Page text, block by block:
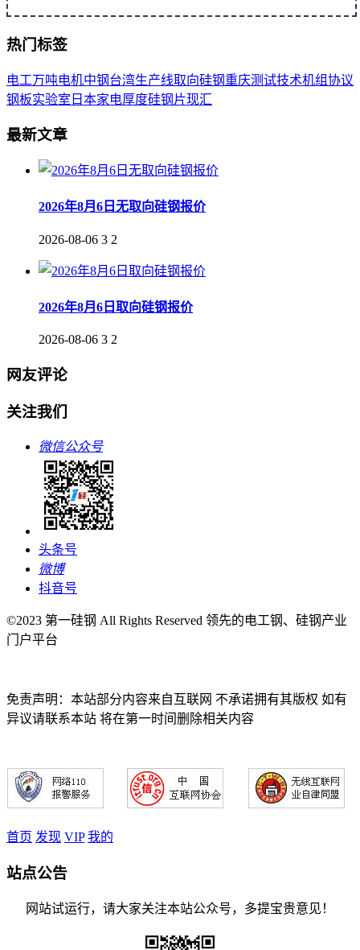
热门标签
电工万吨电机中钢台湾生产线取向硅钢重庆测试技术机组协议
钢板实验室 日本家电厚度硅钢片现汇
最新文章
2026年8月6日无取向硅钢报价
2026-08-06 3 2
2026年8月6日取向硅钢报价
2026-08-06 3 2
网友评论
关注我们
微信公众号
头条号
微博
抖音号
©2023 第一硅钢 All Rights Reserved 领先的电工钢、硅钢产业
门户平台
免责声明：本站部分内容来自互联网 不承诺拥有其版权 如有
异议请联系本站 将在第一时间删除相关内容
首页 发现 VIP 我的
站点公告
网站试运行，请大家关注本站公众号，多提宝贵意见！